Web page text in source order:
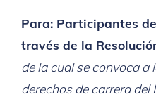
Para: Participantes
través de la
de la cual se convoca a
derechos de carrera del